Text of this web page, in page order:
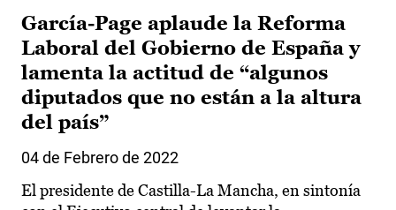
García-Page aplaude la Reforma
Laboral del Gobierno de España y
lamenta la actitud de “algunos
diputados que no están a la altura
del país”
04 de Febrero de 2022
El presidente de Castilla-La Mancha, en sintonía